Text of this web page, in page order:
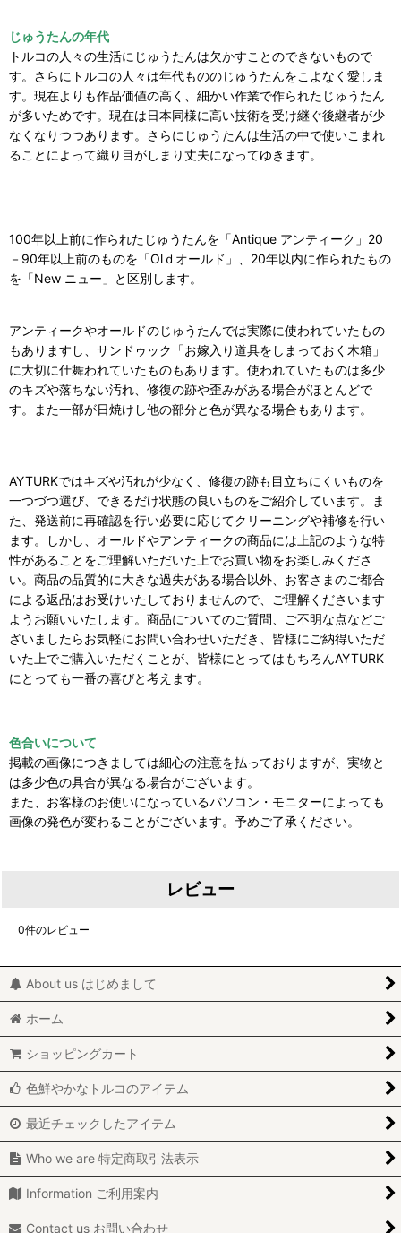
じゅうたんの年代
トルコの人々の生活にじゅうたんは欠かすことのできないもので
す。さらにトルコの人々は年代もののじゅうたんをこよなく愛しま
す。現在よりも作品価値の高く、細かい作業で作られたじゅうたん
が多いためです。現在は日本同様に高い技術を受け継ぐ後継者が少
なくなりつつあります。さらにじゅうたんは生活の中で使いこまれ
ることによって織り目がしまり丈夫になってゆきます。
100年以上前に作られたじゅうたんを「Antique アンティーク」20
－90年以上前のものを「Olｄオールド」、20年以内に作られたもの
を「New ニュー」と区別します。
アンティークやオールドのじゅうたんでは実際に使われていたもの
もありますし、サンドゥック「お嫁入り道具をしまっておく木箱」
に大切に仕舞われていたものもあります。使われていたものは多少
のキズや落ちない汚れ、修復の跡や歪みがある場合がほとんどで
す。また一部が日焼けし他の部分と色が異なる場合もあります。
AYTURKではキズや汚れが少なく、修復の跡も目立ちにくいものを
一つづつ選び、できるだけ状態の良いものをご紹介しています。ま
た、発送前に再確認を行い必要に応じてクリーニングや補修を行い
ます。しかし、オールドやアンティークの商品には上記のような特
性があることをご理解いただいた上でお買い物をお楽しみくださ
い。商品の品質的に大きな過失がある場合以外、お客さまのご都合
による返品はお受けいたしておりませんので、ご理解くださいます
ようお願いいたします。商品についてのご質問、ご不明な点などご
ざいましたらお気軽にお問い合わせいただき、皆様にご納得いただ
いた上でご購入いただくことが、皆様にとってはもちろんAYTURK
にとっても一番の喜びと考えます。
色合いについて
掲載の画像につきましては細心の注意を払っておりますが、実物と
は多少色の具合が異なる場合がございます。
また、お客様のお使いになっているパソコン・モニターによっても
画像の発色が変わることがございます。予めご了承ください。
レビュー
0件のレビュー
About us はじめまして
ホーム
ショッピングカート
色鮮やかなトルコのアイテム
最近チェックしたアイテム
Who we are 特定商取引法表示
Information ご利用案内
Contact us お問い合わせ